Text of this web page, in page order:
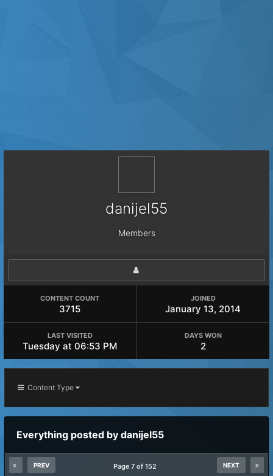
danijel55
Members
CONTENT COUNT
3715
JOINED
January 13, 2014
LAST VISITED
Tuesday at 06:53 PM
DAYS WON
2
Content Type
Everything posted by danijel55
PREV NEXT
Page 7 of 152